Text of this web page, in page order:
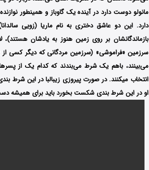
مانولو دوست دارد در آینده یک گاوباز و همینطور
دارد. این دو عاشق دختری به نام ماریا (زویی
بازماندگانشان بر روی زمین هنوز به یادشان
سرزمین «فراموشی» (سرزمین مردگانی که دیگر کسی از
می‌بینند، باهم یک شرط می‌بندند که کدام یک از پسرها
انتخاب میکنند. در صورت پیروزی زیبالبا در این شرط
او در این شرط بندی شکست بخورد باید برای همیشه دست